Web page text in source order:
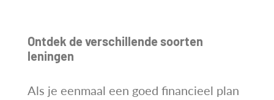
Ontdek de verschillende soorten
leningen
Als je eenmaal een goed financieel plan